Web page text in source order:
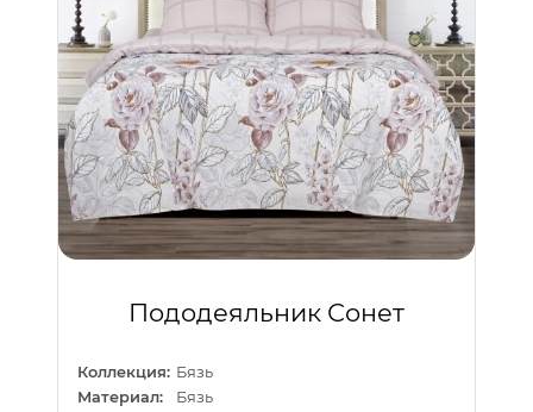
Пододеяльник Сонет
Коллекция: Бязь
Материал:
Бязь